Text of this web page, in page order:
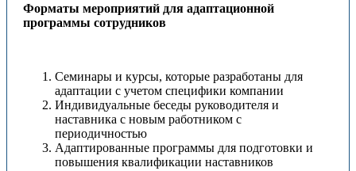
Форматы мероприятий для адаптационной
программы сотрудников
Семинары и курсы, которые разработаны для
адаптации с учетом специфики компании
Индивидуальные беседы руководителя и
наставника с новым работником с
периодичностью
Адаптированные программы для подготовки и
повышения квалификации наставников